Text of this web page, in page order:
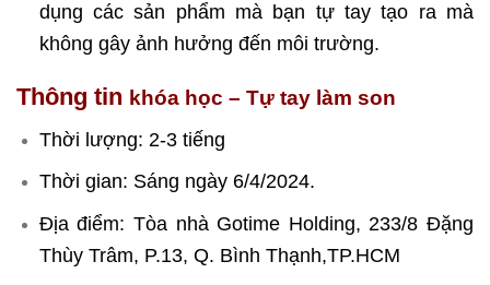
dụng các sản phẩm mà bạn tự tay tạo ra mà
không gây ảnh hưởng đến môi trường.
Thông tin khóa học – Tự tay làm son
Thời lượng: 2-3 tiếng
Thời gian: Sáng ngày 6/4/2024.
Địa điểm: Tòa nhà Gotime Holding, 233/8 Đặng
Thùy Trâm, P.13, Q. Bình Thạnh,TP.HCM